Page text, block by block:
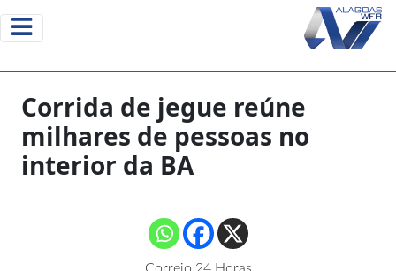
Corrida de jegue reúne
milhares de pessoas no
interior da BA